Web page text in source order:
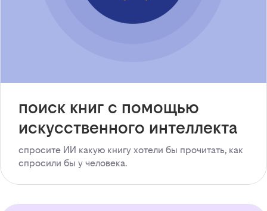
поиск книг с помощью
искусственного интеллекта
спросите ИИ какую книгу хотели бы прочитать, как
спросили бы у человека.